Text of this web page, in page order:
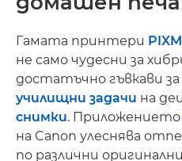
Гамата принтери
не само чудесни за
достатъчно гъвкави
училищни задачи на
снимки. Приложението
на Canon улеснява
по различни